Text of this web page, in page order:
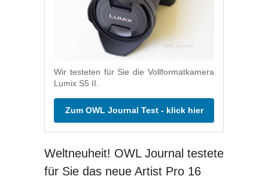
Wir testeten für Sie die Vollformatkamera
Lumix S5 II.
Zum OWL Journal Test - klick hier
Weltneuheit! OWL Journal testete
für Sie das neue Artist Pro 16